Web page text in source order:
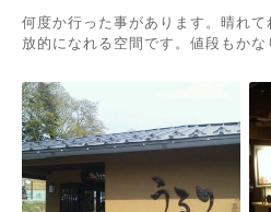
何度か行った事があります。晴れ
放的になれる空間です。値段もかな